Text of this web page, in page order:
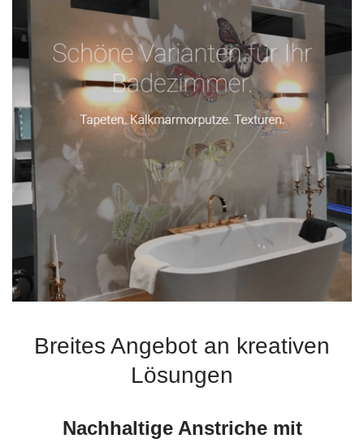
Breites Angebot an kreativen
Lösungen
Nachhaltige Anstriche mit